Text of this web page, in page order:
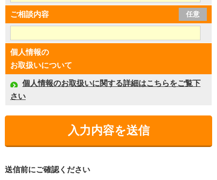
ご相談内容 任意
個人情報の
お取扱いについて
個人情報のお取扱いに関する詳細はこちらをご覧下
さい
送信前にご確認ください